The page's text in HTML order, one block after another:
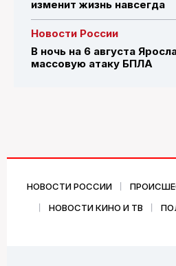
изменит жизнь навсегда
Новости России
В ночь на 6 августа
массовую атаку БПЛА
НОВОСТИ РОССИИ
НОВОСТИ КИНО И ТВ